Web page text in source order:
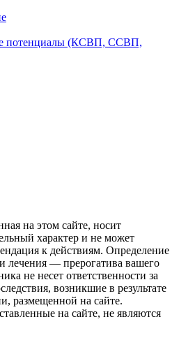
потенциалы (КСВП, ССВП,
на этом сайте, носит
характер и не может
к действиям. Определение
лечения — прерогатива вашего
не несет ответственности за
возникшие в результате
размещенной на сайте.
на сайте, не являются